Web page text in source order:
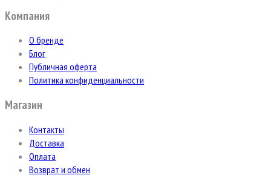
Компания
О бренде
Блог
Публичная оферта
Политика конфиденциальности
Магазин
Контакты
Доставка
Оплата
Возврат и обмен